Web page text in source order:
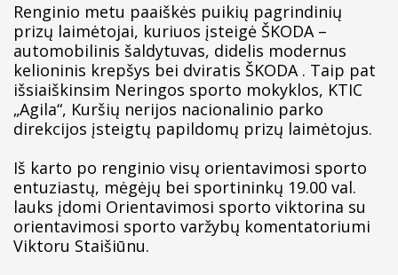
Renginio metu paaiškės puikių pagrindinių
prizų laimėtojai, kuriuos įsteigė ŠKODA –
automobilinis šaldytuvas, didelis modernus
kelioninis krepšys bei dviratis ŠKODA . Taip pat
išsiaiškinsim Neringos sporto mokyklos, KTIC
„Agila“, Kuršių nerijos nacionalinio parko
direkcijos įsteigtų papildomų prizų laimėtojus.
Iš karto po renginio visų orientavimosi sporto
entuziastų, mėgėjų bei sportininkų 19.00 val.
lauks įdomi Orientavimosi sporto viktorina su
orientavimosi sporto varžybų komentatoriumi
Viktoru Staišiūnu.